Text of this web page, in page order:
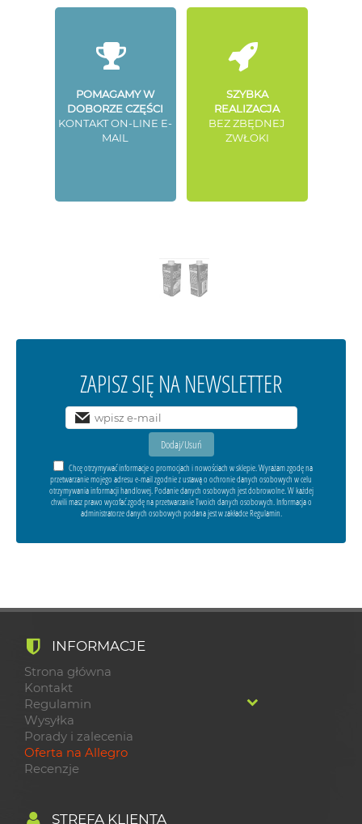
POMAGAMY W
DOBORZE CZĘŚCI
KONTAKT ON-LINE E-
MAIL
SZYBKA
REALIZACJA
BEZ ZBĘDNEJ
ZWŁOKI
ZAPISZ SIĘ NA NEWSLETTER
Chcę otrzymywać informacje o promocjach i nowościach w sklepie. Wyrażam zgodę na
przetwarzanie mojego adresu e-mail zgodnie z ustawą o ochronie danych osobowych w celu
otrzymywania informacji handlowej. Podanie danych osobowych jest dobrowolne. W każdej
chwili masz prawo wycofać zgodę na przetwarzanie Twoich danych osobowych. Informacja o
administratorze danych osobowych podana jest w zakładce Regulamin.
INFORMACJE
Strona główna
Kontakt
Regulamin
Wysyłka
Porady i zalecenia
Oferta na Allegro
Recenzje
STREFA KLIENTA